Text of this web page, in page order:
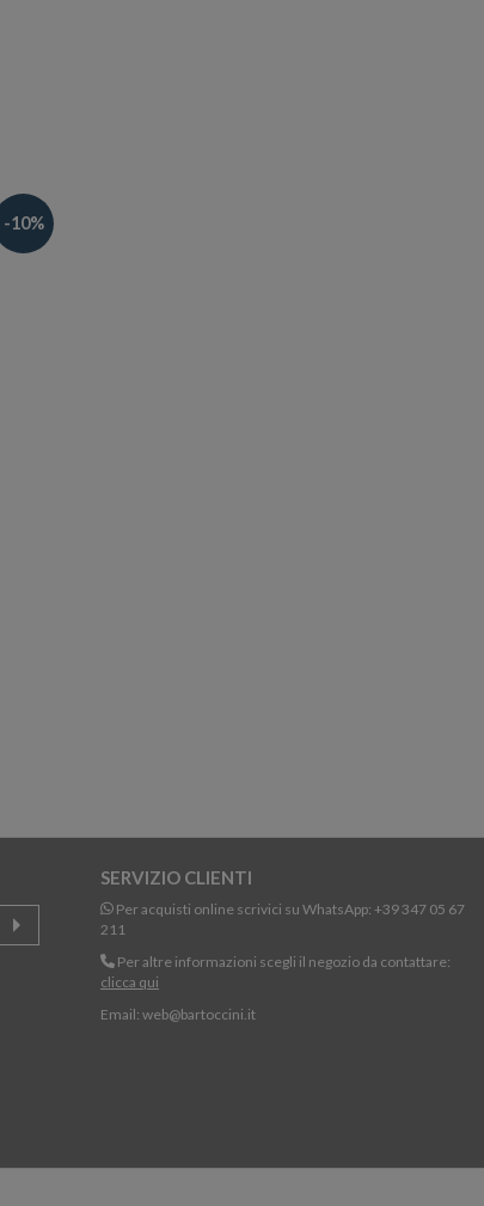
-10%
SERVIZIO CLIENTI
Per acquisti online scrivici su WhatsApp: +39 347 05 67
211
Per altre informazioni scegli il negozio da contattare:
clicca qui
Email: web@bartoccini.it